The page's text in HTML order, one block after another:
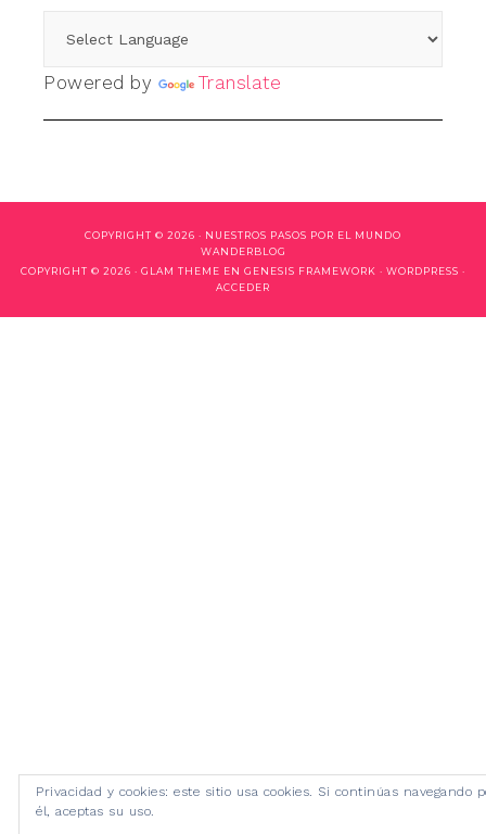
Powered by Translate
COPYRIGHT © 2026 · NUESTROS PASOS POR EL MUNDO
WANDERBLOG
COPYRIGHT © 2026 · GLAM THEME EN GENESIS FRAMEWORK · WORDPRESS ·
ACCEDER
Privacidad y cookies: este sitio usa cookies. Si continúas navegando
él, aceptas su uso.